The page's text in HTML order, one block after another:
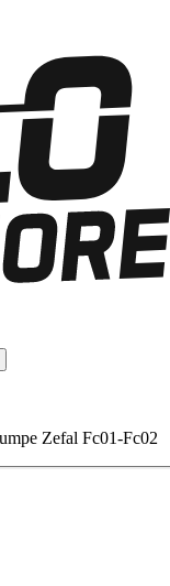
Zefal Fc01-Fc02